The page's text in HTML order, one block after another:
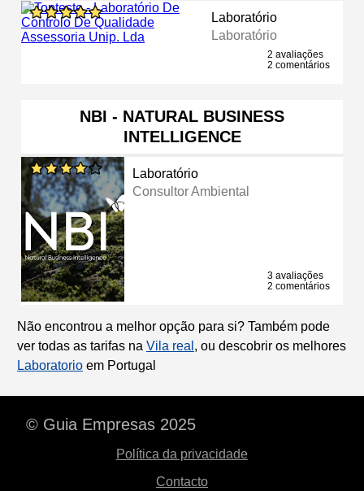
Laboratório
Laboratório
2 avaliações
2 comentários
NBI - NATURAL BUSINESS
INTELLIGENCE
Laboratório
Consultor Ambiental
3 avaliações
2 comentários
Não encontrou a melhor opção para si? Também pode
ver todas as tarifas na Vila real , ou descobrir os melhores
Laboratorio em Portugal
© Guia Empresas 2025
Política da privacidade
Contacto